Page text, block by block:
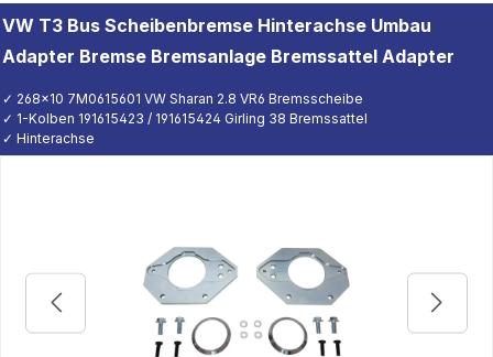
VW T3 Bus Scheibenbremse Hinterachse Umbau
Adapter Bremse Bremsanlage Bremssattel Adapter
✓ 268x10 7M0615601 VW Sharan 2.8 VR6 Bremsscheibe
✓ 1-Kolben 191615423 / 191615424 Girling 38 Bremssattel
✓ Hinterachse